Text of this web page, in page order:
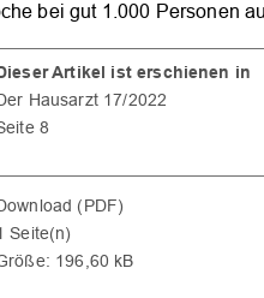
bei gut 1.000 Personen
Artikel ist erschienen in
Hausarzt 17/2022
8
(PDF)
Seite(n)
196,60 kB